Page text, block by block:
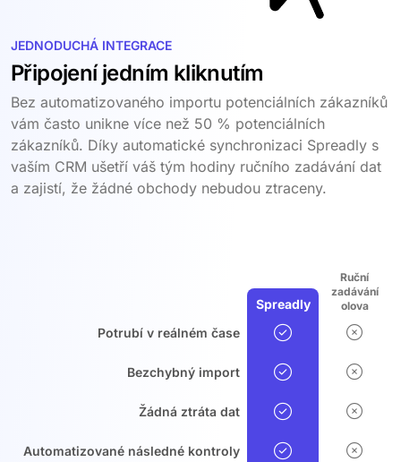
JEDNODUCHÁ INTEGRACE
Připojení jedním kliknutím
Bez automatizovaného importu potenciálních zákazníků
vám často unikne více než 50 % potenciálních
zákazníků. Díky automatické synchronizaci Spreadly s
vaším CRM ušetří váš tým hodiny ručního zadávání dat
a zajistí, že žádné obchody nebudou ztraceny.
Spreadly
Ruční
zadávání
olova
Potrubí v reálném čase
Bezchybný import
Žádná ztráta dat
Automatizované následné kontroly